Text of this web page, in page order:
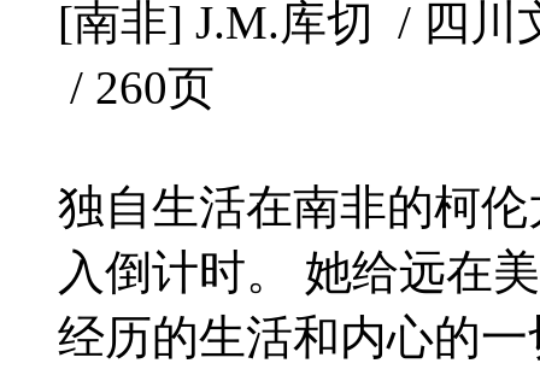
[南非] J.M.库切 / 四川
/ 260页
独自生活在南非的柯
入倒计时。 她给远在
经历的生活和内心的